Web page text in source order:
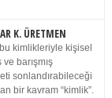
K. ÜRETMEN
kimlikleriyle kişisel
barışmış
sonlandırabileceği
bir kavram “kimlik”.